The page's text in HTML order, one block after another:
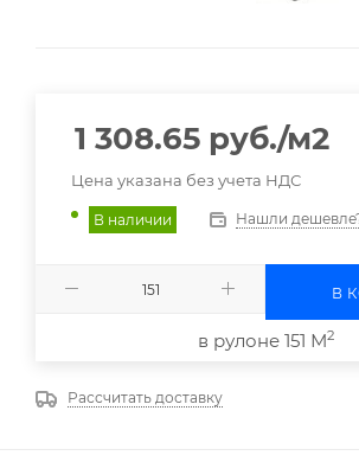
1 308.65 руб./м2
Цена указана без учета НДС
В наличии Нашли
В
в рулоне 151 М2
Рассчитать доставку